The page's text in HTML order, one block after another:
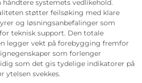
systemets vedlikehold.
støtter feilsøking med klare
og løsningsanbefalinger som
teknisk support. Den totale
legger vekt på forebygging fremfor
som forlenger
som det gis tydelige indikatorer på
ytelsen svekkes.